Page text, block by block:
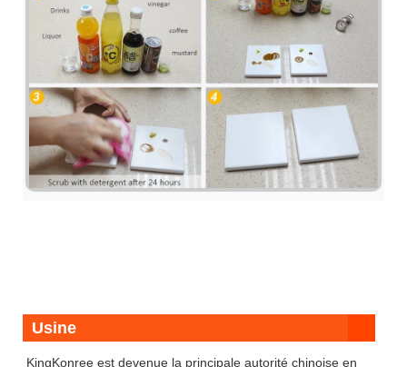
Usine
KingKonree est devenue la principale autorité chinoise en